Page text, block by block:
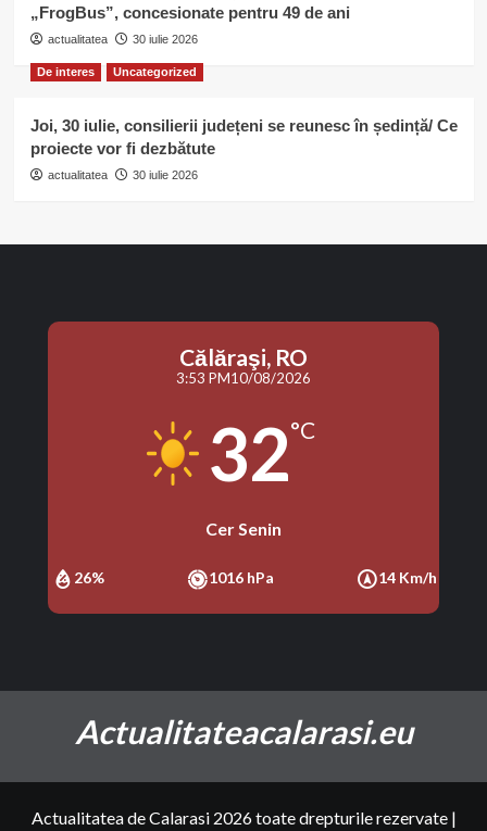
„FrogBus”, concesionate pentru 49 de ani
actualitatea 30 iulie 2026
De interes Uncategorized
Joi, 30 iulie, consilierii județeni se reunesc în ședință/ Ce
proiecte vor fi dezbătute
actualitatea 30 iulie 2026
Călăraşi, RO
3:53 PM10/08/2026
32°C
Cer Senin
26% 1016 hPa 14 Km/h
Actualitateacalarasi.eu
Actualitatea de Calarasi 2026 toate drepturile rezervate |